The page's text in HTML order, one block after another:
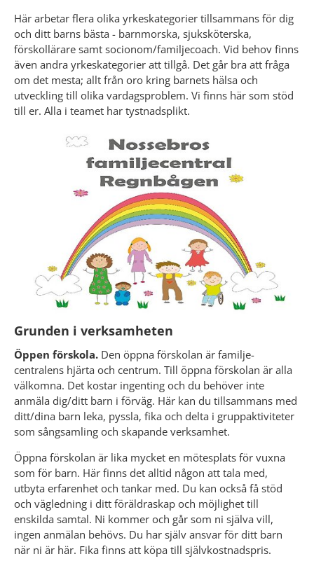
Här arbetar flera olika yrkeskategorier tillsammans för dig
och ditt barns bästa - barnmorska, sjuksköterska,
förskollärare samt socionom/familjecoach. Vid behov finns
även andra yrkeskategorier att tillgå. Det går bra att fråga
om det mesta; allt från oro kring barnets hälsa och
utveckling till olika vardagsproblem. Vi finns här som stöd
till er. Alla i teamet har tystnadsplikt.
Grunden i verksamheten
Öppen förskola. Den öppna förskolan är familje-
centralens hjärta och centrum. Till öppna förskolan är alla
välkomna. Det kostar ingenting och du behöver inte
anmäla dig/ditt barn i förväg. Här kan du tillsammans med
ditt/dina barn leka, pyssla, fika och delta i gruppaktiviteter
som sångsamling och skapande verksamhet.
Öppna förskolan är lika mycket en mötesplats för vuxna
som för barn. Här finns det alltid någon att tala med,
utbyta erfarenhet och tankar med. Du kan också få stöd
och vägledning i ditt föräldraskap och möjlighet till
enskilda samtal. Ni kommer och går som ni själva vill,
ingen anmälan behövs. Du har själv ansvar för ditt barn
när ni är här. Fika finns att köpa till självkostnadspris.